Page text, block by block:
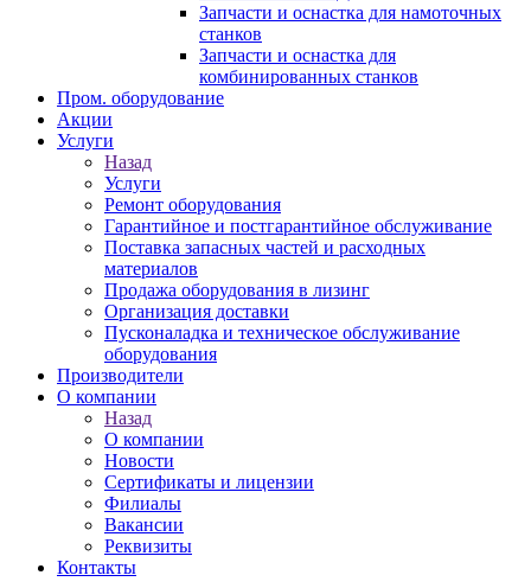
Запчасти и оснастка для намоточных
станков
Запчасти и оснастка для
комбинированных станков
Пром. оборудование
Акции
Услуги
Назад
Услуги
Ремонт оборудования
Гарантийное и постгарантийное обслуживание
Поставка запасных частей и расходных
материалов
Продажа оборудования в лизинг
Организация доставки
Пусконаладка и техническое обслуживание
оборудования
Производители
О компании
Назад
О компании
Новости
Сертификаты и лицензии
Филиалы
Вакансии
Реквизиты
Контакты